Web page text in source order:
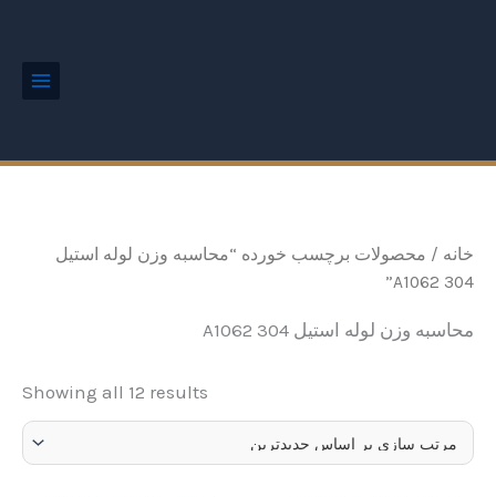
خانه / محصولات برچسب خورده “محاسبه وزن لوله استیل
304 A1062”
محاسبه وزن لوله استیل 304 A1062
Showing all 12 results